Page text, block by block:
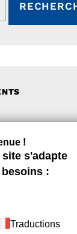
des Gazelles